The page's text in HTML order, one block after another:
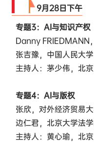
9月28日下午
专题3：AI与知识产权
Danny FRIEDMANN
张吉豫，中国人民大学
主持人：茅少伟，北
专题4：AI与版权
张欣，对外经济贸易
边仁君，北京大学法
主持人：黄心瑜，北